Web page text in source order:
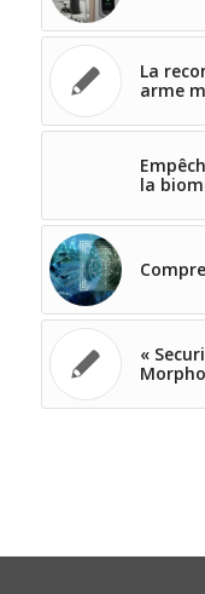
La
arme
la
«